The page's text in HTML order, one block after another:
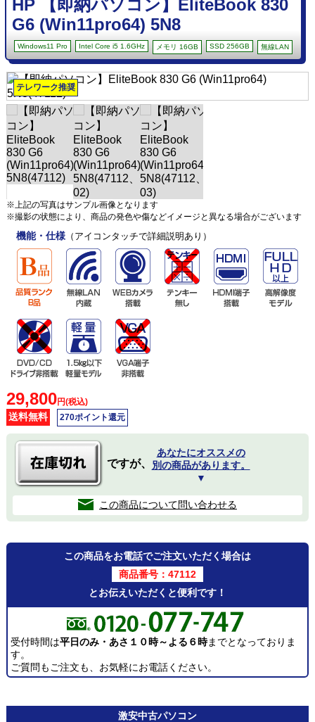
HP 【即納パソコン】EliteBook 830
G6 (Win11pro64) 5N8
Windows11 Pro Intel Core i5 1.6GHz メモリ 16GB SSD 256GB 無線LAN
テレワーク推奨
※上記の写真はサンプル画像となります
※撮影の状態により、商品の発色や傷などイメージと異なる場合がございます
機能・仕様（アイコンタッチで詳細説明あり）
29,800円(税込)
送料無料 270ポイント還元
ですが、
あなたにオススメの
別の商品があります。
▼
この商品について問い合わせる
この商品をお電話でご注文いただく場合は
商品番号：47112
とお伝えいただくと便利です！
受付時間は平日のみ・あさ１０時～よる６時までとなっておりま
す。
ご質問もご注文も、お気軽にお電話ください。
激安中古パソコン